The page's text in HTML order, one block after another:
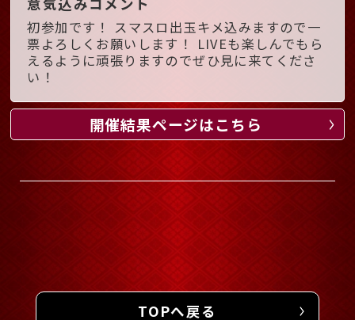
初参加です！ スマスロ出玉キメ込みますので一
票よろしくお願いします！ LIVEも楽しんでもら
えるように頑張りますのでぜひ見に来てくださ
い！
開催結果ページはこちら
TOPへ戻る